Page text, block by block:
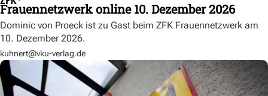
Frauennetzwerk online 10. Dezember 2026
Dominic von Proeck ist zu Gast beim ZFK Frauennetzwerk am
10. Dezember 2026.
kuhnert@vku-verlag.de